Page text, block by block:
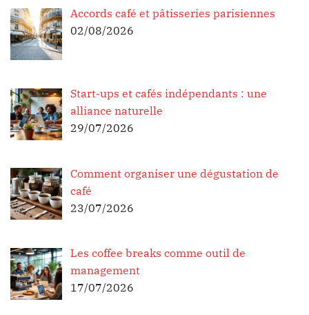
Accords café et pâtisseries parisiennes
02/08/2026
Start-ups et cafés indépendants : une
alliance naturelle
29/07/2026
Comment organiser une dégustation de
café
23/07/2026
Les coffee breaks comme outil de
management
17/07/2026